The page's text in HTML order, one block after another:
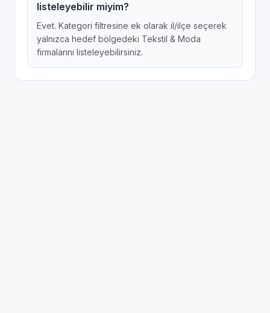
listeleyebilir miyim?
Evet. Kategori filtresine ek olarak il/ilçe seçerek
yalnızca hedef bölgedeki Tekstil & Moda
firmalarını listeleyebilirsiniz.